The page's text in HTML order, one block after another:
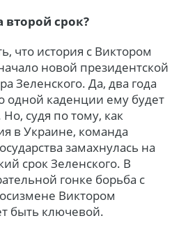
второй срок?
что история с Виктором
новой президентской
Зеленского. Да, два года
одной каденции ему будет
судя по тому, как
в Украине, команда
замахнулась на
срок Зеленского. В
гонке борьба с
Виктором
быть ключевой.